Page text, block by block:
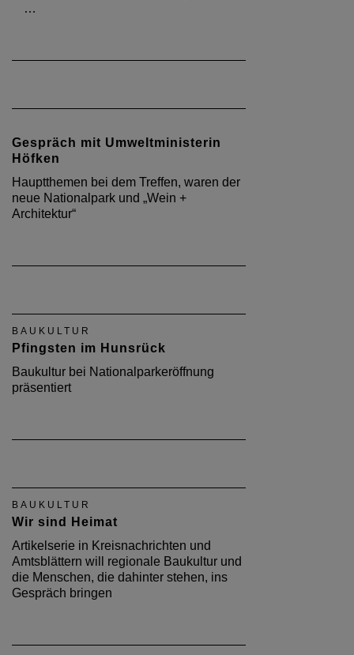
…
Gespräch mit Umweltministerin
Höfken
Hauptthemen bei dem Treffen, waren der
neue Nationalpark und „Wein +
Architektur“
BAUKULTUR
Pfingsten im Hunsrück
Baukultur bei Nationalparkeröffnung
präsentiert
BAUKULTUR
Wir sind Heimat
Artikelserie in Kreisnachrichten und
Amtsblättern will regionale Baukultur und
die Menschen, die dahinter stehen, ins
Gespräch bringen